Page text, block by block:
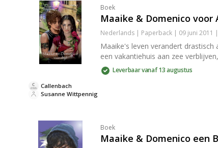
Boek
Maaike & Domenico voor
Nederlands | Paperback | 09 juni 2011
Maaike's leven verandert
een vakantiehuis aan zee
Leverbaar vanaf 13 augustus
Susanne Wittpennig
Callenbach
Boek
Maaike & Domenico een